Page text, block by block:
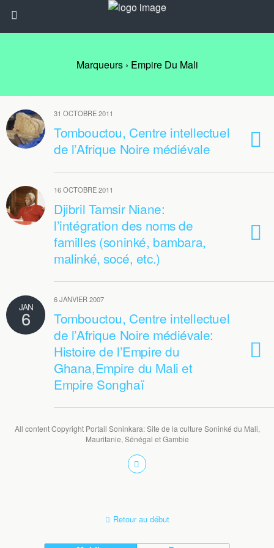
Marqueurs › Empire Du Mali
31 OCTOBRE 2011
Tombouctou, Centre intellectuel
de l’Afrique Noire médiévale
16 OCTOBRE 2011
Djibril Tamsir Niane:
l’intégration des noms de
familles (soninké, bambara,
malinké, socé, etc.)
JAN
6
6 JANVIER 2007
Tombouctou, Centre intellectuel
de l’Afrique Noire médiévale:
Histoire de l’Empire du
Ghana,Empire du Mali et
Empire Songhaï
All content Copyright Portail Soninkara: Site de la culture Soninké du Mali,
Mauritanie, Sénégal et Gambie
Retour au début